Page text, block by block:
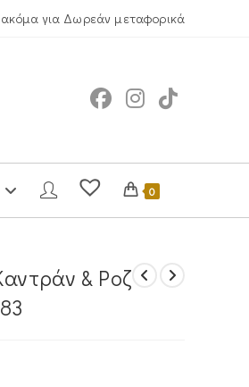
ακόμα για Δωρεάν μεταφορικά
0
& Ροζ